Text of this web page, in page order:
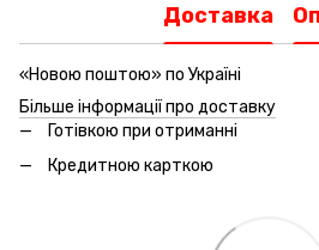
Доставка
«Новою поштою» по Україні
Більше інформації про доставку
Готівкою при отриманні
Кредитною карткою